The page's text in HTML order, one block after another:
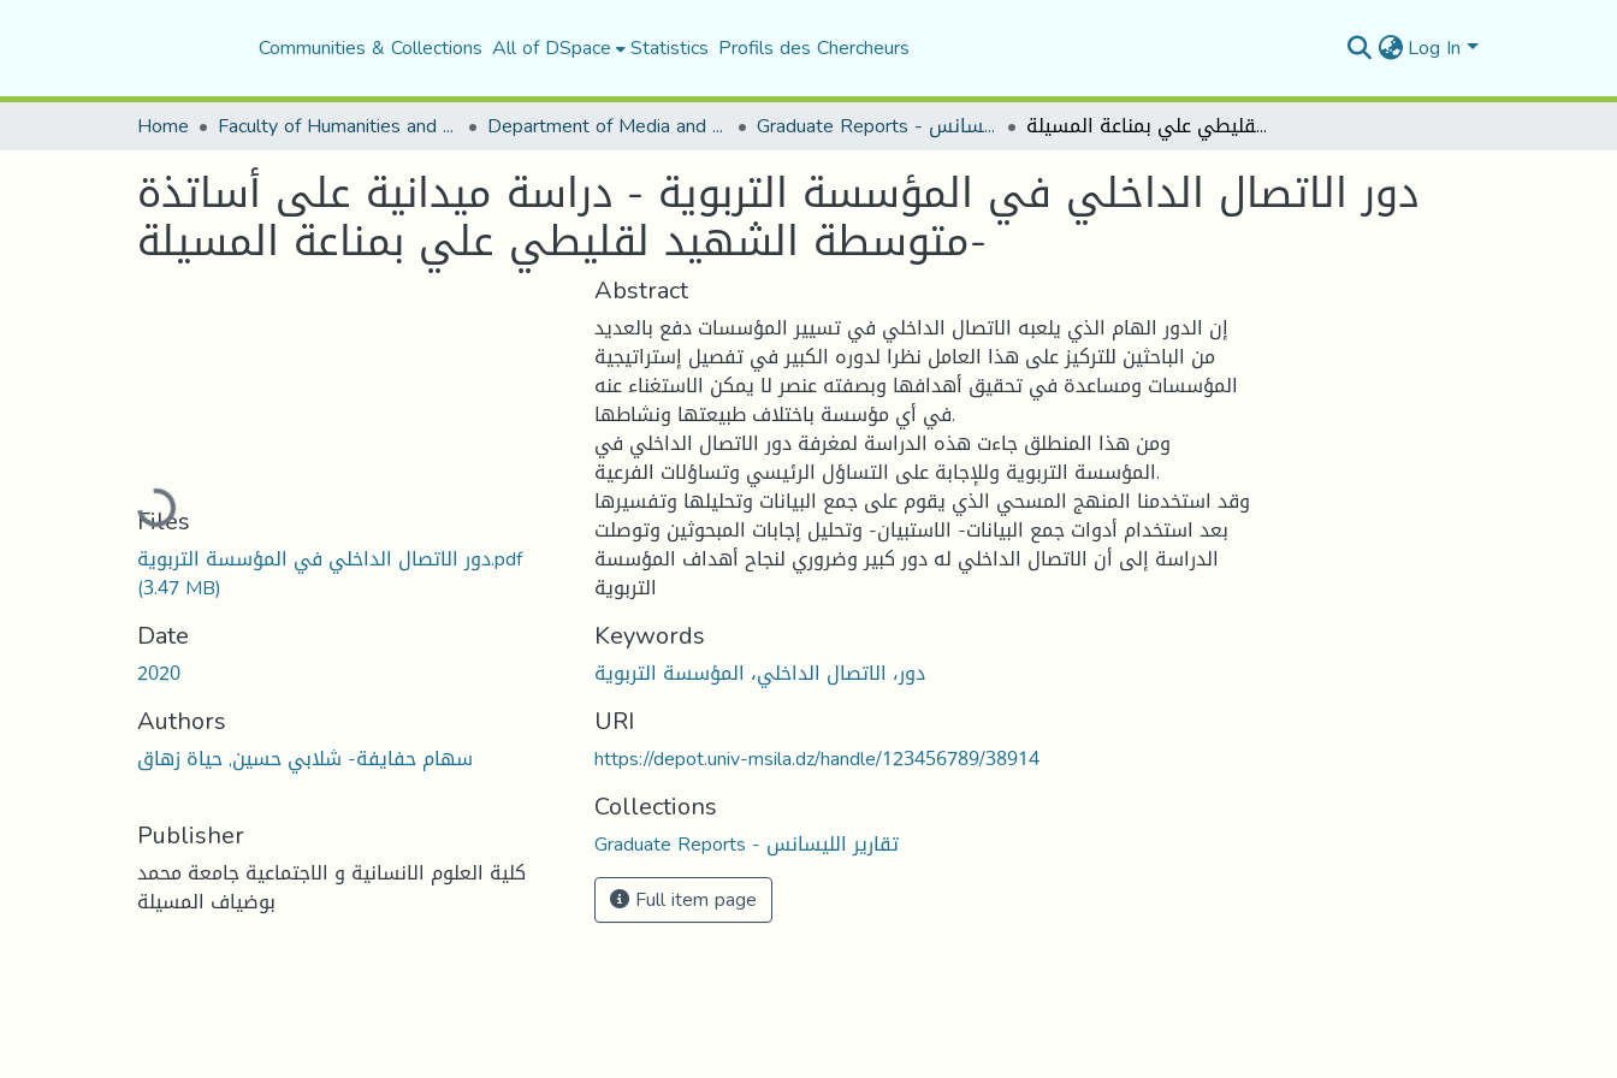
Communities & Collections All of DSpace Statistics Profils des Chercheurs Log In
Home Faculty of Humanities and Social Sciences Department of Media and Communication Studies Graduate Reports - تقارير الليسانس دور الاتصال الداخلي في المؤسسة التربوية - دراسة ميدانية على أساتذة متوسطة الشهيد لقليطي علي بمناعة المسيلة-
دور الاتصال الداخلي في المؤسسة التربوية - دراسة ميدانية على أساتذة
متوسطة الشهيد لقليطي علي بمناعة المسيلة-
Loading...
Files
دور الاتصال الداخلي في المؤسسة التربوية.pdf
(3.47 MB)
Date
2020
Authors
سهام حفايفة- شلابي حسين, حياة زهاق
Publisher
كلية العلوم الانسانية و الاجتماعية جامعة محمد
بوضياف المسيلة
Abstract
إن الدور الهام الذي يلعبه الاتصال الداخلي في تسيير المؤسسات دفع بالعديد
من الباحثين للتركيز على هذا العامل نظرا لدوره الكبير في تفصيل إستراتيجية
المؤسسات ومساعدة في تحقيق أهدافها وبصفته عنصر لا يمكن الاستغناء عنه
في أي مؤسسة باختلاف طبيعتها ونشاطها.
ومن هذا المنطلق جاءت هذه الدراسة لمغرفة دور الاتصال الداخلي في
المؤسسة التربوية وللإجابة على التساؤل الرئيسي وتساؤلات الفرعية.
وقد استخدمنا المنهج المسحي الذي يقوم على جمع البيانات وتحليلها وتفسيرها
بعد استخدام أدوات جمع البيانات- الاستبيان- وتحليل إجابات المبحوثين وتوصلت
الدراسة إلى أن الاتصال الداخلي له دور كبير وضروري لنجاح أهداف المؤسسة
التربوية
Keywords
دور، الاتصال الداخلي، المؤسسة التربوية
URI
https://depot.univ-msila.dz/handle/123456789/38914
Collections
Graduate Reports - تقارير الليسانس
Full item page